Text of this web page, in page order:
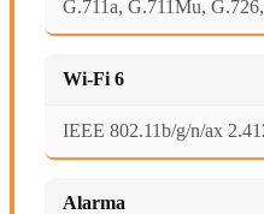
G.711a, G.711Mu,
Wi-Fi 6
IEEE 802.11b/g/n/ax
Alarma